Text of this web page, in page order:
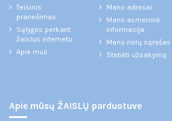
Teisinis
pranešimas
Sąlygos perkant
žaislus internetu
Apie mus
Mano adresai
Mano asmeninė
informacija
Mano norų sąrašas
Stebėti užsakymą
Apie mūsų ŽAISLŲ parduotuve